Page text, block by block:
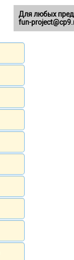
Для любых
fun-